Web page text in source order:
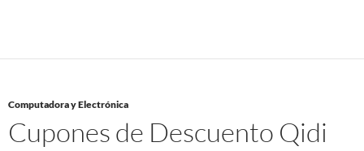
Computadora y Electrónica
Cupones de Descuento Qidi